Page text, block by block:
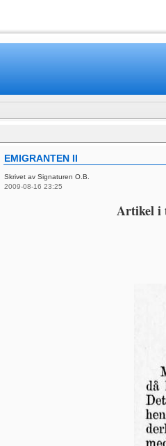
EMIGRANTEN II
Skrivet av Signaturen O.B.
2009-08-16 23:25
Artikel i